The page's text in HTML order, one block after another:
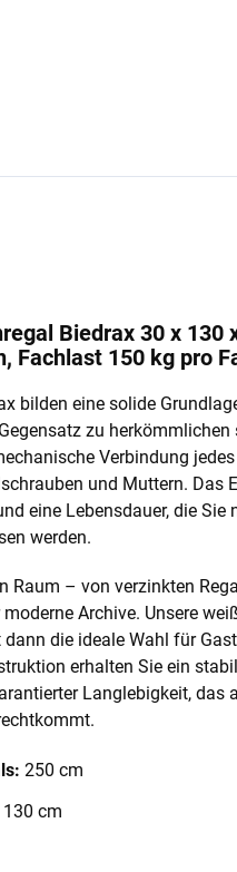
Biedrax 30 x 130
Fachlast 150 kg pro
bilden eine solide
zu
Verbindung
und Muttern. Das
eine Lebensdauer, die Sie
werden.
Raum – von verzinkten
Archive. Unsere
die ideale Wahl für
erhalten Sie ein
Langlebigkeit, das
250 cm
cm